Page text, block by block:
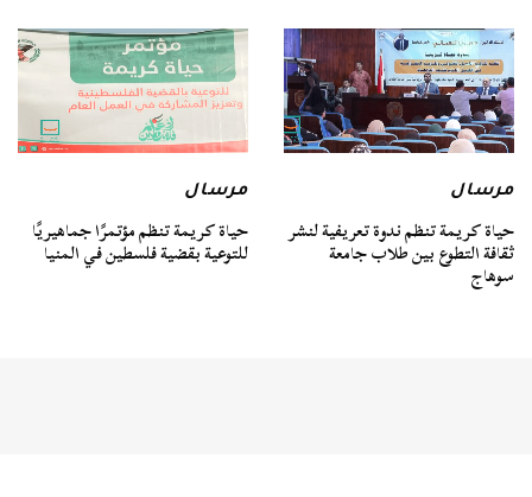
مرسال
حياة كريمة تنظم ندوة تعريفية لنشر
ثقافة التطوع بين طلاب جامعة
سوهاج
مرسال
حياة كريمة تنظم مؤتمرًا جماهيريًا
للتوعية بقضية فلسطين في المنيا